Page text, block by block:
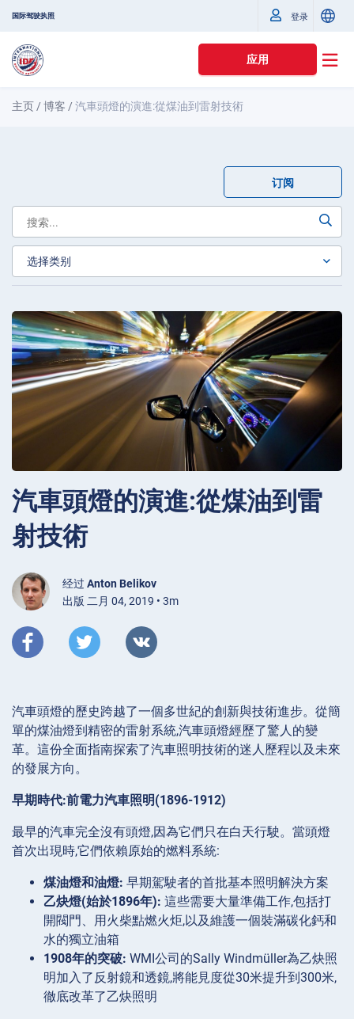
国际驾驶执照 登录
应用
主页 /博客 /汽車頭燈的演進:從煤油到雷射技術
订阅
汽車頭燈的演進:從煤油到雷
射技術
经过 Anton Belikov
出版 二月 04, 2019 • 3m
汽車頭燈的歷史跨越了一個多世紀的創新與技術進步。從簡
單的煤油燈到精密的雷射系統,汽車頭燈經歷了驚人的變
革。這份全面指南探索了汽車照明技術的迷人歷程以及未來
的發展方向。
早期時代:前電力汽車照明(1896-1912)
最早的汽車完全沒有頭燈,因為它們只在白天行駛。當頭燈
首次出現時,它們依賴原始的燃料系統:
煤油燈和油燈: 早期駕駛者的首批基本照明解決方案
乙炔燈(始於1896年): 這些需要大量準備工作,包括打
開閥門、用火柴點燃火炬,以及維護一個裝滿碳化鈣和
水的獨立油箱
1908年的突破: WMI公司的Sally Windmüller為乙炔照
明加入了反射鏡和透鏡,將能見度從30米提升到300米,
徹底改革了乙炔照明